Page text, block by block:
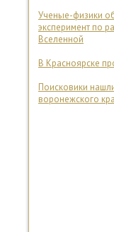
Ученые-физики
эксперимент по
Вселенной
В Красноярске
Поисковики
воронежского